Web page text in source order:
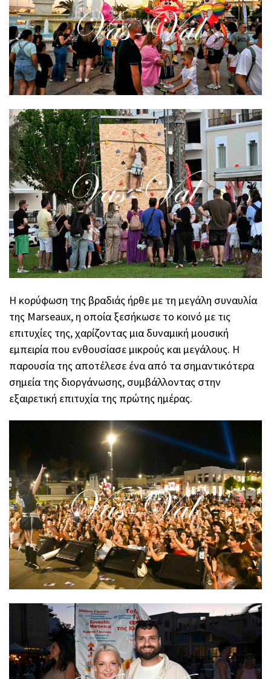
Η κορύφωση της βραδιάς ήρθε με τη μεγάλη συναυλία
της Marseaux, η οποία ξεσήκωσε το κοινό με τις
επιτυχίες της, χαρίζοντας μια δυναμική μουσική
εμπειρία που ενθουσίασε μικρούς και μεγάλους. Η
παρουσία της αποτέλεσε ένα από τα σημαντικότερα
σημεία της διοργάνωσης, συμβάλλοντας στην
εξαιρετική επιτυχία της πρώτης ημέρας.